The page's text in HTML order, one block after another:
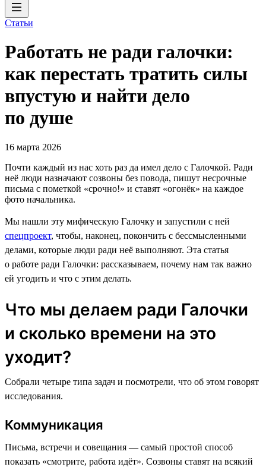
Статьи
Работать не ради галочки:
как перестать тратить силы
впустую и найти дело
по душе
16 марта 2026
Почти каждый из нас хоть раз да имел дело с Галочкой. Ради
неё люди назначают созвоны без повода, пишут несрочные
письма с пометкой «срочно!» и ставят «огонёк» на каждое
фото начальника.
Мы нашли эту мифическую Галочку и запустили с ней
спецпроект, чтобы, наконец, покончить с бессмысленными
делами, которые люди ради неё выполняют. Эта статья
о работе ради Галочки: рассказываем, почему нам так важно
ей угодить и что с этим делать.
Что мы делаем ради Галочки
и сколько времени на это
уходит?
Собрали четыре типа задач и посмотрели, что об этом говорят
исследования.
Коммуникация
Письма, встречи и совещания — самый простой способ
показать «смотрите, работа идёт». Созвоны ставят на всякий